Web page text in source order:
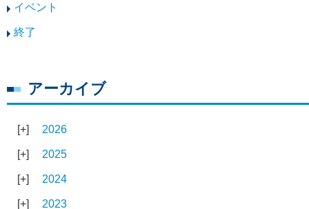
イベント
終了
アーカイブ
2026
2025
2024
2023